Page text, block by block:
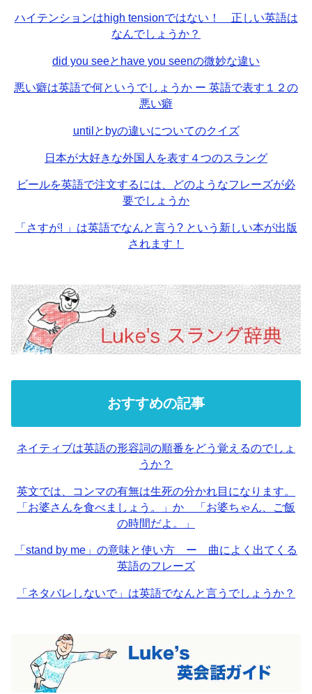
ハイテンションはhigh tensionではない！ 正しい英語は
なんでしょうか？
did you seeとhave you seenの微妙な違い
悪い癖は英語で何というでしょうか ー 英語で表す１２の
悪い癖
untilとbyの違いについてのクイズ
日本が大好きな外国人を表す４つのスラング
ビールを英語で注文するには、どのようなフレーズが必
要でしょうか
「さすが! 」は英語でなんと言う? という新しい本が出版
されます！
おすすめの記事
ネイティブは英語の形容詞の順番をどう覚えるのでしょ
うか？
英文では、コンマの有無は生死の分かれ目になります。
「お婆さんを食べましょう。」か 「お婆ちゃん、ご飯
の時間だよ。」
「stand by me」の意味と使い方 ー 曲によく出てくる
英語のフレーズ
「ネタバレしないで」は英語でなんと言うでしょうか？